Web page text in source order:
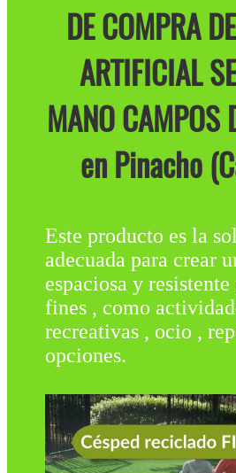
DE COMPRA
ARTIFICIAL
MANO CAMPOS
en Pinacho
Este producto es la
adecuada para crear
espaciosa y
fines , como
recreativas , ocio ,
opciones.